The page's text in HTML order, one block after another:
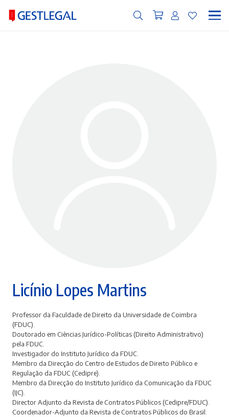
Licínio Lopes Martins
Professor da Faculdade de Direito da Universidade de Coimbra
(FDUC).
Doutorado em Ciências Jurídico-Políticas (Direito Administrativo)
pela FDUC.
Investigador do Instituto Jurídico da FDUC.
Membro da Direcção do Centro de Estudos de Direito Público e
Regulação da FDUC (Cedipre).
Membro da Direcção do Instituto Jurídico da Comunicação da FDUC
(IJC).
Director Adjunto da Revista de Contratos Públicos (Cedipre/FDUC).
Coordenador-Adjunto da Revista de Contratos Públicos do Brasil.